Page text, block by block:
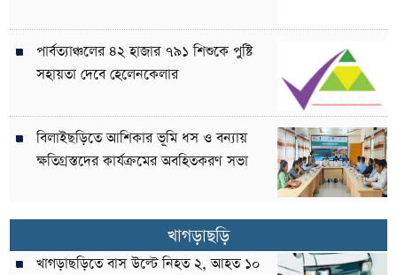
পার্বত্যাঞ্চলের ৪২ হাজার ৭৯১ শিশুকে পুষ্টি
সহায়তা দেবে হেলেনকেলার
বিলাইছড়িতে আশিকার ভূমি ধস ও বন্যায়
ক্ষতিগ্রস্তদের কার্যক্রমের অবহিতকরণ সভা
খাগড়াছড়ি
খাগড়াছড়িতে বাস উল্টে নিহত ২, আহত ১০